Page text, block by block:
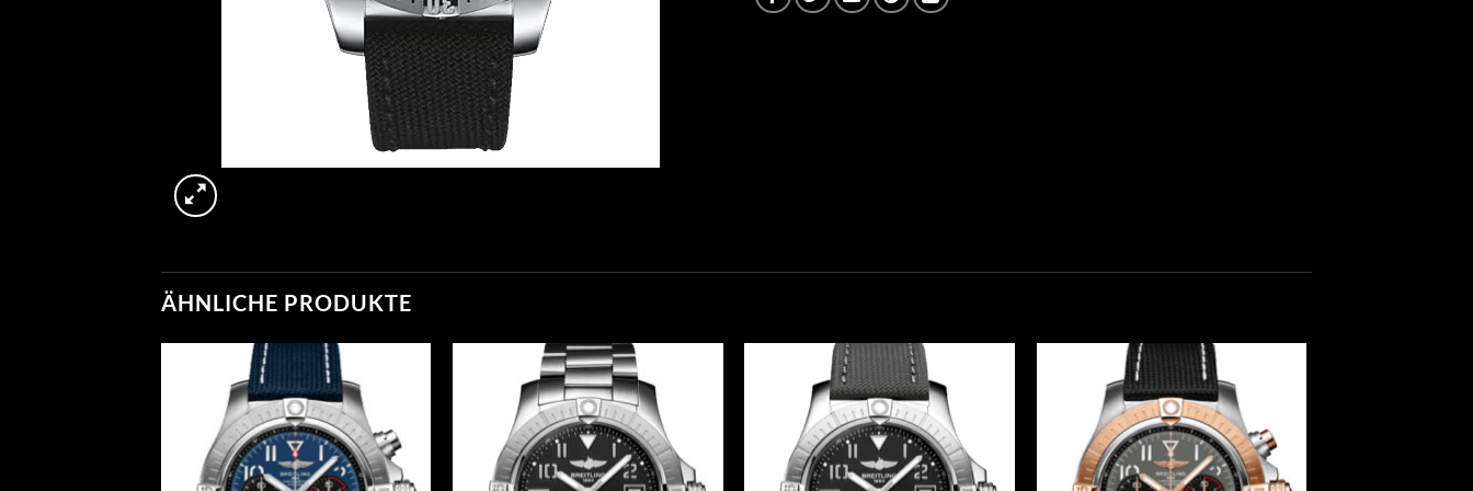
ÄHNLICHE PRODUKTE